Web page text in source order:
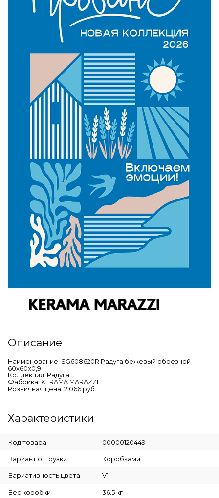
Описание
Наименование: SG608620R Радуга бежевый обрезной
60x60x0,9
Коллекция: Радуга
Фабрика: KERAMA MARAZZI
Розничная цена: 2 066 руб.
Характеристики
Код товара 00000120449
Вариант отгрузки Коробками
Вариативность цвета V1
Вес коробки 36.5 кг